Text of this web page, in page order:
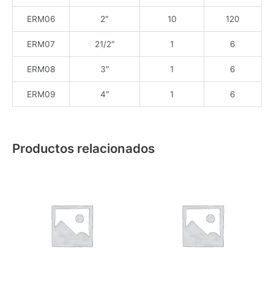
ERM06 2″ 10 120
ERM07 21/2″ 1 6
ERM08 3″ 1 6
ERM09 4″ 1 6
Productos relacionados